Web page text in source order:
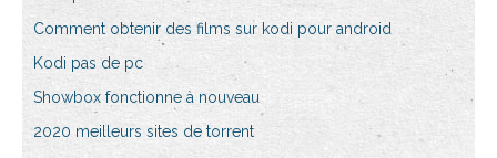
Comment obtenir des films sur kodi pour android
Kodi pas de pc
Showbox fonctionne à nouveau
2020 meilleurs sites de torrent